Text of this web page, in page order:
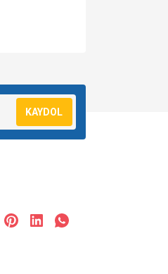
KAYDOL